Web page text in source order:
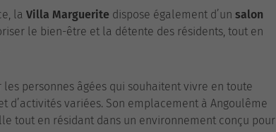
la Villa Marguerite dispose également d’un salon
le bien-être et la détente des résidents, tout en
personnes âgées qui souhaitent vivre en toute
d’activités variées. Son emplacement à Angoulême
tout en résidant dans un environnement conçu pour